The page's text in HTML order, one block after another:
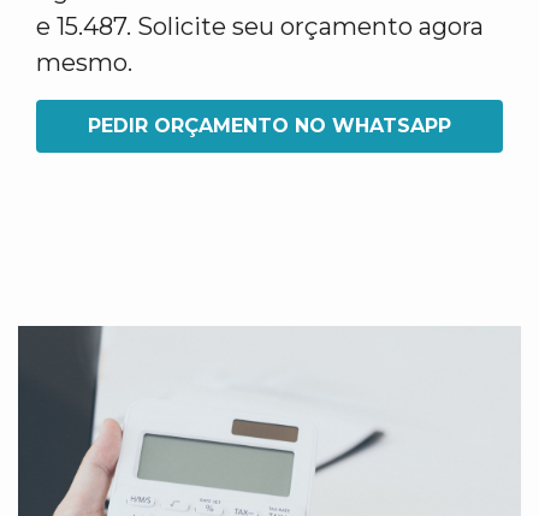
e 15.487. Solicite seu orçamento agora
mesmo.
PEDIR ORÇAMENTO NO WHATSAPP